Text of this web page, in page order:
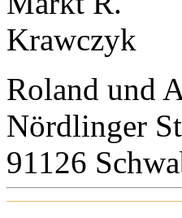
Roland und
Nördlinger
91126